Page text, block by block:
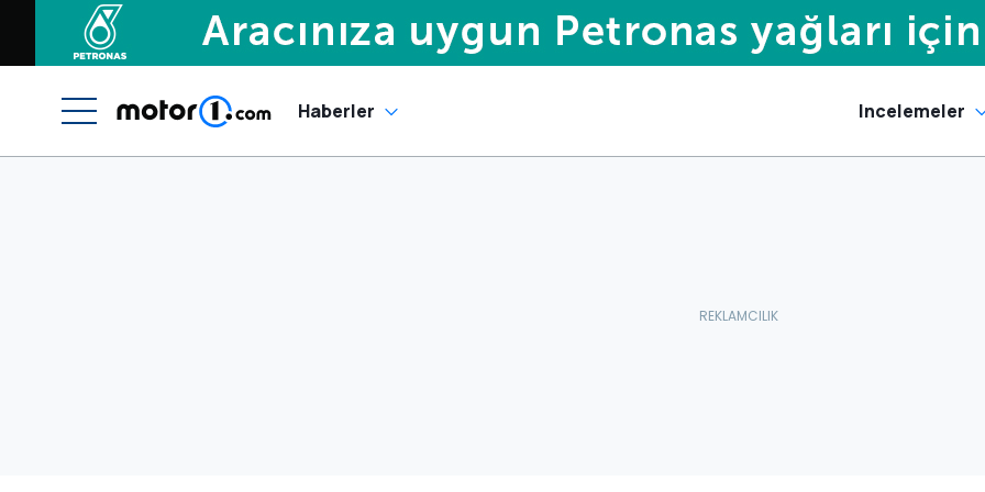
Haberler Incelemeler